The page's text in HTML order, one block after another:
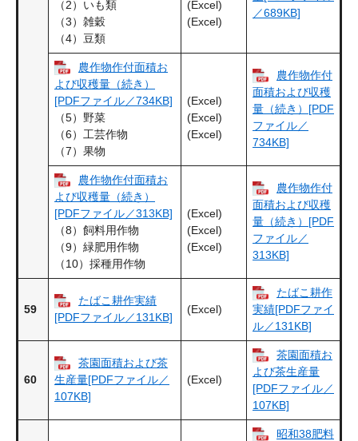
（2）いも類
（3）雑穀
（4）豆類
(Excel)
(Excel)
／689KB]
農作物作付面積お
よび収穫量（続き）
[PDFファイル／734KB]
（5）野菜
（6）工芸作物
（7）果物
(Excel)
(Excel)
(Excel)
農作物作付
面積および収穫
量（続き）[PDF
ファイル／
734KB]
農作物作付面積お
よび収穫量（続き）
[PDFファイル／313KB]
（8）飼料用作物
（9）緑肥用作物
（10）採種用作物
(Excel)
(Excel)
(Excel)
農作物作付
面積および収穫
量（続き）[PDF
ファイル／
313KB]
59
たばこ耕作実績
[PDFファイル／131KB]
(Excel)
たばこ耕作
実績[PDFファイ
ル／131KB]
60
茶園面積および茶
生産量[PDFファイル／
107KB]
(Excel)
茶園面積お
よび茶生産量
[PDFファイル／
107KB]
昭和38肥料